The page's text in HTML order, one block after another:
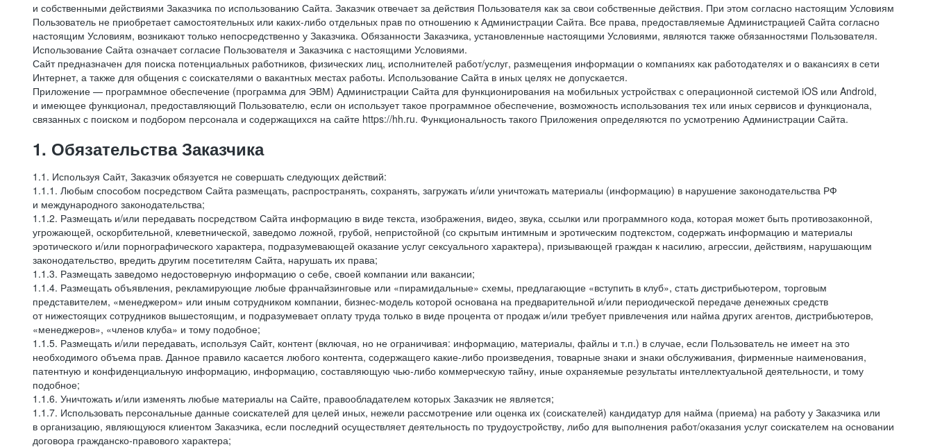
и собственными действиями Заказчика по использованию Сайта. Заказчик отвечает за действия Пользователя как за свои собственные действия. При этом согласно настоящим Условиям
Пользователь не приобретает самостоятельных или каких-либо отдельных прав по отношению к Администрации Сайта. Все права, предоставляемые Администрацией Сайта согласно
настоящим Условиям, возникают только непосредственно у Заказчика. Обязанности Заказчика, установленные настоящими Условиями, являются также обязанностями Пользователя.
Использование Сайта означает согласие Пользователя и Заказчика с настоящими Условиями.
Сайт предназначен для поиска потенциальных работников, физических лиц, исполнителей работ/услуг, размещения информации о компаниях как работодателях и о вакансиях в сети
Интернет, а также для общения с соискателями о вакантных местах работы. Использование Сайта в иных целях не допускается.
Приложение — программное обеспечение (программа для ЭВМ) Администрации Сайта для функционирования на мобильных устройствах с операционной системой iOS или Android,
и имеющее функционал, предоставляющий Пользователю, если он использует такое программное обеспечение, возможность использования тех или иных сервисов и функционала,
связанных с поиском и подбором персонала и содержащихся на сайте https://hh.ru. Функциональность такого Приложения определяются по усмотрению Администрации Сайта.
1. Обязательства Заказчика
1.1. Используя Сайт, Заказчик обязуется не совершать следующих действий:
1.1.1. Любым способом посредством Сайта размещать, распространять, сохранять, загружать и/или уничтожать материалы (информацию) в нарушение законодательства РФ
и международного законодательства;
1.1.2. Размещать и/или передавать посредством Сайта информацию в виде текста, изображения, видео, звука, ссылки или программного кода, которая может быть противозаконной,
угрожающей, оскорбительной, клеветнической, заведомо ложной, грубой, непристойной (со скрытым интимным и эротическим подтекстом, содержать информацию и материалы
эротического и/или порнографического характера, подразумевающей оказание услуг сексуального характера), призывающей граждан к насилию, агрессии, действиям, нарушающим
законодательство, вредить другим посетителям Сайта, нарушать их права;
1.1.3. Размещать заведомо недостоверную информацию о себе, своей компании или вакансии;
1.1.4. Размещать объявления, рекламирующие любые франчайзинговые или «пирамидальные» схемы, предлагающие «вступить в клуб», стать дистрибьютером, торговым
представителем, «менеджером» или иным сотрудником компании, бизнес-модель которой основана на предварительной и/или периодической передаче денежных средств
от нижестоящих сотрудников вышестоящим, и подразумевает оплату труда только в виде процента от продаж и/или требует привлечения или найма других агентов, дистрибьютеров,
«менеджеров», «членов клуба» и тому подобное;
1.1.5. Размещать и/или передавать, используя Сайт, контент (включая, но не ограничивая: информацию, материалы, файлы и т.п.) в случае, если Пользователь не имеет на это
необходимого объема прав. Данное правило касается любого контента, содержащего какие-либо произведения, товарные знаки и знаки обслуживания, фирменные наименования,
патентную и конфиденциальную информацию, информацию, составляющую чью-либо коммерческую тайну, иные охраняемые результаты интеллектуальной деятельности, и тому
подобное;
1.1.6. Уничтожать и/или изменять любые материалы на Сайте, правообладателем которых Заказчик не является;
1.1.7. Использовать персональные данные соискателей для целей иных, нежели рассмотрение или оценка их (соискателей) кандидатур для найма (приема) на работу у Заказчика или
в организацию, являющуюся клиентом Заказчика, если последний осуществляет деятельность по трудоустройству, либо для выполнения работ/оказания услуг соискателем на основании
договора гражданско-правового характера;